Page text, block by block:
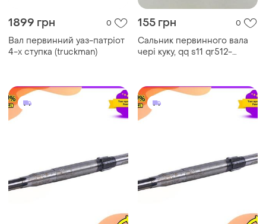
1899 грн 0
Вал первинний уаз-патріот
4-х ступка (truckman)
155 грн 0
Сальник первинного вала
чері куку, qq s11 qr512-